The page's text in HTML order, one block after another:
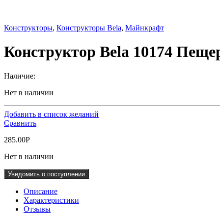
Конструкторы, Конструкторы Bela, Майнкрафт
Конструктор Bela 10174
Наличие:
Нет в наличии
Добавить в список желаний
Сравнить
285.00Р
Нет в наличии
Уведомить о поступлении
Описание
Характеристики
Отзывы